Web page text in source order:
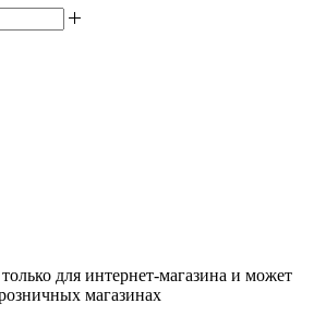
для интернет-магазина и может
магазинах